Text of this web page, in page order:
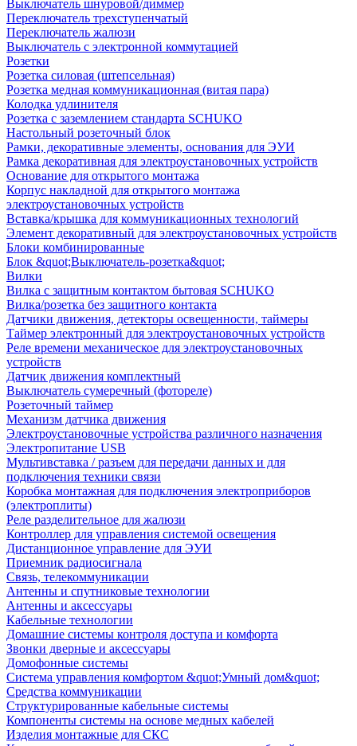
Выключатель шнуровой/диммер
Переключатель трехступенчатый
Переключатель жалюзи
Выключатель с электронной коммутацией
Розетки
Розетка силовая (штепсельная)
Розетка медная коммуникационная (витая пара)
Колодка удлинителя
Розетка с заземлением стандарта SCHUKO
Настольный розеточный блок
Рамки, декоративные элементы, основания для ЭУИ
Рамка декоративная для электроустановочных устройств
Основание для открытого монтажа
Корпус накладной для открытого монтажа
электроустановочных устройств
Вставка/крышка для коммуникационных технологий
Элемент декоративный для электроустановочных устройств
Блоки комбинированные
Блок &quot;Выключатель-розетка&quot;
Вилки
Вилка с защитным контактом бытовая SCHUKO
Вилка/розетка без защитного контакта
Датчики движения, детекторы освещенности, таймеры
Таймер электронный для электроустановочных устройств
Реле времени механическое для электроустановочных
устройств
Датчик движения комплектный
Выключатель сумеречный (фотореле)
Розеточный таймер
Механизм датчика движения
Электроустановочные устройства различного назначения
Электропитание USB
Мультивставка / разъем для передачи данных и для
подключения техники связи
Коробка монтажная для подключения электроприборов
(электроплиты)
Реле разделительное для жалюзи
Контроллер для управления системой освещения
Дистанционное управление для ЭУИ
Приемник радиосигнала
Связь, телекоммуникации
Антенны и спутниковые технологии
Антенны и аксессуары
Кабельные технологии
Домашние системы контроля доступа и комфорта
Звонки дверные и аксессуары
Домофонные системы
Система управления комфортом &quot;Умный дом&quot;
Средства коммуникации
Структурированные кабельные системы
Компоненты системы на основе медных кабелей
Изделия монтажные для СКС